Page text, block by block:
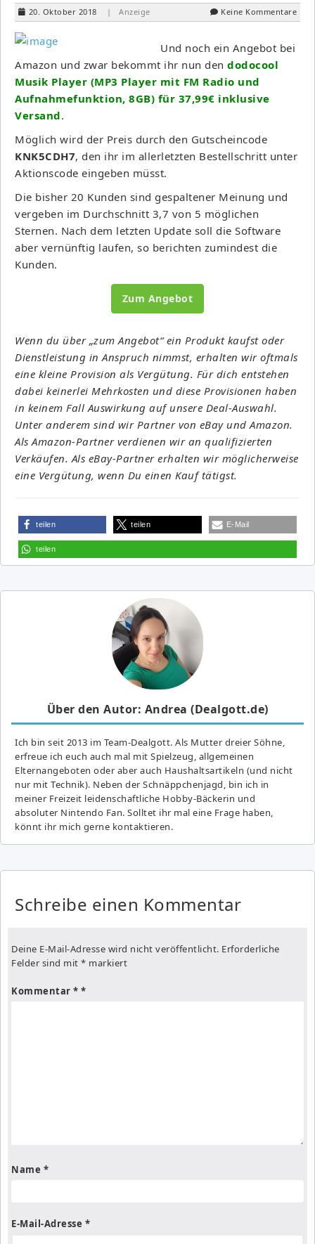
20. Oktober 2018 | Anzeige Keine Kommentare
Und noch ein Angebot bei
Amazon und zwar bekommt ihr nun den dodocool
Musik Player (MP3 Player mit FM Radio und
Aufnahmefunktion, 8GB) für 37,99€ inklusive
Versand.
Möglich wird der Preis durch den Gutscheincode
KNK5CDH7, den ihr im allerletzten Bestellschritt unter
Aktionscode eingeben müsst.
Die bisher 20 Kunden sind gespaltener Meinung und
vergeben im Durchschnitt 3,7 von 5 möglichen
Sternen. Nach dem letzten Update soll die Software
aber vernünftig laufen, so berichten zumindest die
Kunden.
Zum Angebot
Wenn du über „zum Angebot“ ein Produkt kaufst oder
Dienstleistung in Anspruch nimmst, erhalten wir oftmals
eine kleine Provision als Vergütung. Für dich entstehen
dabei keinerlei Mehrkosten und diese Provisionen haben
in keinem Fall Auswirkung auf unsere Deal-Auswahl.
Unter anderem sind wir Partner von eBay und Amazon.
Als Amazon-Partner verdienen wir an qualifizierten
Verkäufen. Als eBay-Partner erhalten wir möglicherweise
eine Vergütung, wenn Du einen Kauf tätigst.
teilen teilen E-Mail
teilen
Über den Autor: Andrea (Dealgott.de)
Ich bin seit 2013 im Team-Dealgott. Als Mutter dreier Söhne,
erfreue ich euch auch mal mit Spielzeug, allgemeinen
Elternangeboten oder aber auch Haushaltsartikeln (und nicht
nur mit Technik). Neben der Schnäppchenjagd, bin ich in
meiner Freizeit leidenschaftliche Hobby-Bäckerin und
absoluter Nintendo Fan. Solltet ihr mal eine Frage haben,
könnt ihr mich gerne kontaktieren.
Schreibe einen Kommentar
Deine E-Mail-Adresse wird nicht veröffentlicht. Erforderliche
Felder sind mit * markiert
Kommentar *
Name *
E-Mail-Adresse *